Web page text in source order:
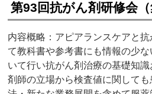
第93回抗がん剤研修会（
内容概略：アピアランスケアと
て教科書や参考書にも情報の少
いて行い抗がん剤治療の基礎知
剤師の立場から検査値に関して